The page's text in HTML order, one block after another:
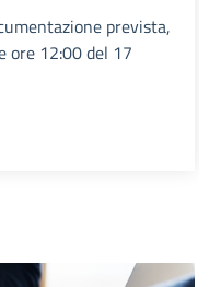
prevista,
ore 12:00 del 17